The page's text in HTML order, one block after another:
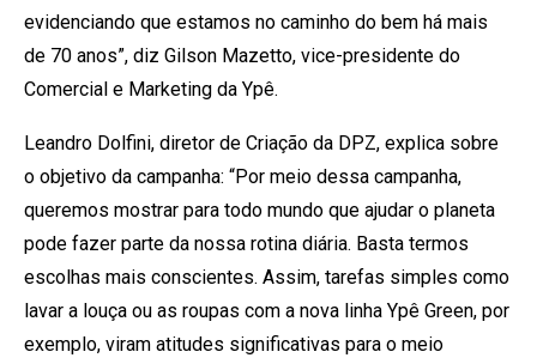
evidenciando que estamos no caminho do bem há mais
de 70 anos”, diz Gilson Mazetto, vice-presidente do
Comercial e Marketing da Ypê.
Leandro Dolfini, diretor de Criação da DPZ, explica sobre
o objetivo da campanha: “Por meio dessa campanha,
queremos mostrar para todo mundo que ajudar o planeta
pode fazer parte da nossa rotina diária. Basta termos
escolhas mais conscientes. Assim, tarefas simples como
lavar a louça ou as roupas com a nova linha Ypê Green, por
exemplo, viram atitudes significativas para o meio